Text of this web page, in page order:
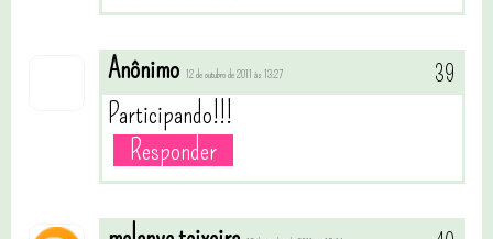
Anônimo 12 de outubro de 2011 às 13:27
Participando!!!
Responder